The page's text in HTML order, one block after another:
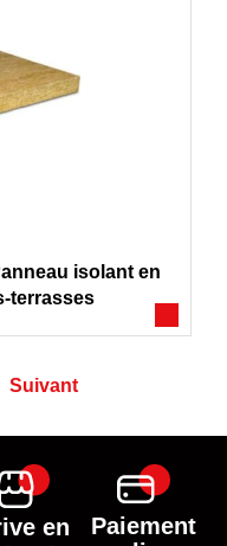
isolant en
terrasses
Suivant
en
Paiement